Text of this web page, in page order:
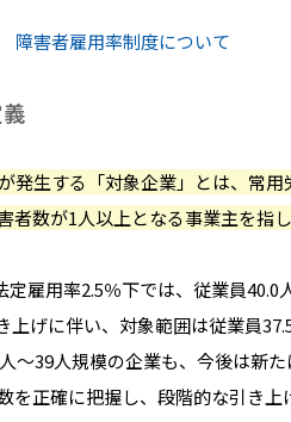
障害者雇用率制度について
発生する「対象企業」とは、常
者数が1人以上となる事業主を指し
定雇用率2.5％下では、従業員
上げに伴い、対象範囲は従業員
〜39人規模の企業も、今後は新
を正確に把握し、段階的な引き